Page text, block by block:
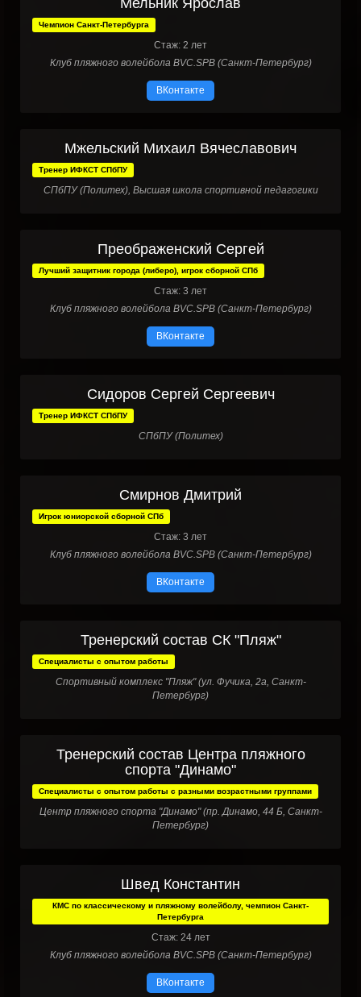
Чемпион Санкт-Петербурга
Стаж: 2 лет
Клуб пляжного волейбола BVC.SPB (Санкт-Петербург)
ВКонтакте
Мжельский Михаил Вячеславович
Тренер ИФКСТ СПбПУ
СПбПУ (Политех), Высшая школа спортивной педагогики
Преображенский Сергей
Лучший защитник города (либеро), игрок сборной СПб
Стаж: 3 лет
Клуб пляжного волейбола BVC.SPB (Санкт-Петербург)
ВКонтакте
Сидоров Сергей Сергеевич
Тренер ИФКСТ СПбПУ
СПбПУ (Политех)
Смирнов Дмитрий
Игрок юниорской сборной СПб
Стаж: 3 лет
Клуб пляжного волейбола BVC.SPB (Санкт-Петербург)
ВКонтакте
Тренерский состав СК "Пляж"
Специалисты с опытом работы
Спортивный комплекс "Пляж" (ул. Фучика, 2а, Санкт-
Петербург)
Тренерский состав Центра пляжного
спорта "Динамо"
Специалисты с опытом работы с разными возрастными группами
Центр пляжного спорта "Динамо" (пр. Динамо, 44 Б, Санкт-
Петербург)
Швед Константин
КМС по классическому и пляжному волейболу, чемпион Санкт-
Петербурга
Стаж: 24 лет
Клуб пляжного волейбола BVC.SPB (Санкт-Петербург)
ВКонтакте